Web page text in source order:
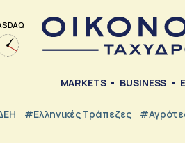
MARKETS BUSINESS
#ελληνικές Τράπεζες